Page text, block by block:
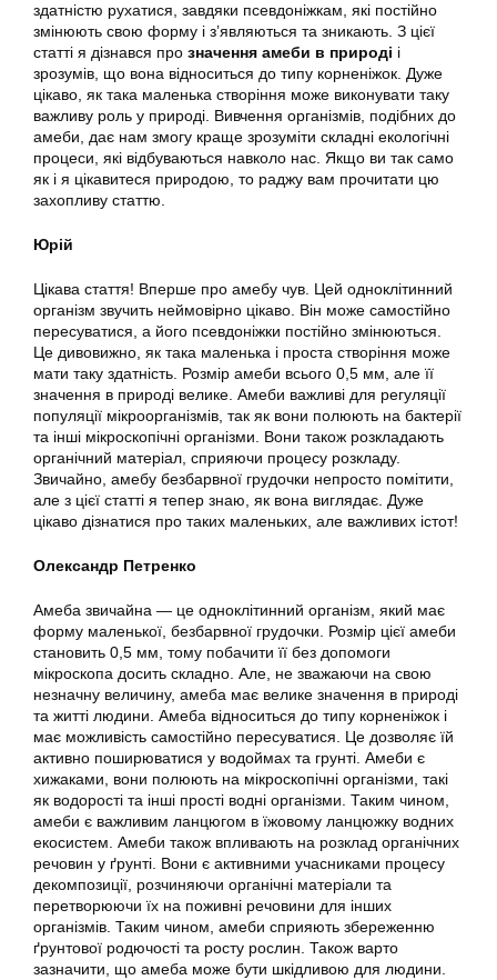
здатністю рухатися, завдяки псевдоніжкам, які постійно
змінюють свою форму і з’являються та зникають. З цієї
статті я дізнався про значення амеби в природі і
зрозумів, що вона відноситься до типу корненіжок. Дуже
цікаво, як така маленька створіння може виконувати таку
важливу роль у природі. Вивчення організмів, подібних до
амеби, дає нам змогу краще зрозуміти складні екологічні
процеси, які відбуваються навколо нас. Якщо ви так само
як і я цікавитеся природою, то раджу вам прочитати цю
захопливу статтю.
Юрій
Цікава стаття! Вперше про амебу чув. Цей одноклітинний
організм звучить неймовірно цікаво. Він може самостійно
пересуватися, а його псевдоніжки постійно змінюються.
Це дивовижно, як така маленька і проста створіння може
мати таку здатність. Розмір амеби всього 0,5 мм, але її
значення в природі велике. Амеби важливі для регуляції
популяції мікроорганізмів, так як вони полюють на бактерії
та інші мікроскопічні організми. Вони також розкладають
органічний матеріал, сприяючи процесу розкладу.
Звичайно, амебу безбарвної грудочки непросто помітити,
але з цієї статті я тепер знаю, як вона виглядає. Дуже
цікаво дізнатися про таких маленьких, але важливих істот!
Олександр Петренко
Амеба звичайна — це одноклітинний організм, який має
форму маленької, безбарвної грудочки. Розмір цієї амеби
становить 0,5 мм, тому побачити її без допомоги
мікроскопа досить складно. Але, не зважаючи на свою
незначну величину, амеба має велике значення в природі
та житті людини. Амеба відноситься до типу корненіжок і
має можливість самостійно пересуватися. Це дозволяє їй
активно поширюватися у водоймах та грунті. Амеби є
хижаками, вони полюють на мікроскопічні організми, такі
як водорості та інші прості водні організми. Таким чином,
амеби є важливим ланцюгом в їжовому ланцюжку водних
екосистем. Амеби також впливають на розклад органічних
речовин у ґрунті. Вони є активними учасниками процесу
декомпозиції, розчиняючи органічні матеріали та
перетворюючи їх на поживні речовини для інших
організмів. Таким чином, амеби сприяють збереженню
ґрунтової родючості та росту рослин. Також варто
зазначити, що амеба може бути шкідливою для людини.